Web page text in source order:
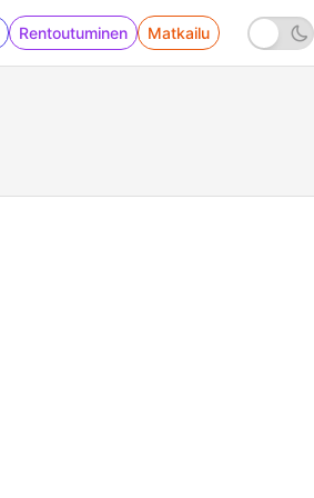
Rentoutuminen Matkailu